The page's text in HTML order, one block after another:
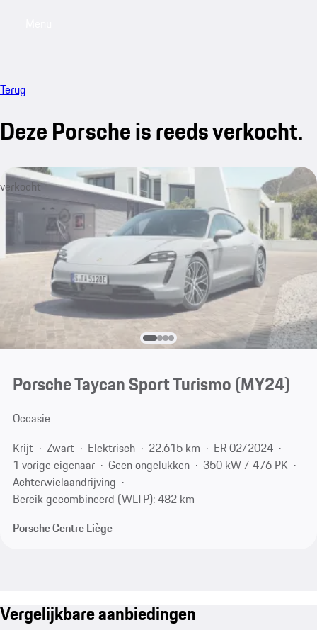
Terug
Deze Porsche is reeds verkocht.
verkocht
Porsche Taycan Sport Turismo (MY24)
Occasie
Krijt
Zwart Elektrisch 22.615 km
ER 02/2024
1 vorige eigenaar
Geen ongelukken
350 kW / 476 PK
Achterwielaandrijving
Bereik gecombineerd (WLTP): 482 km
Porsche Centre Liège
Vergelijkbare aanbiedingen